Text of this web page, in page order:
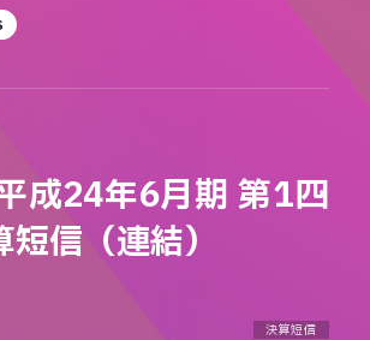
COMPANY
IR
成24年6月期 第1四
信（連結）
決算短信